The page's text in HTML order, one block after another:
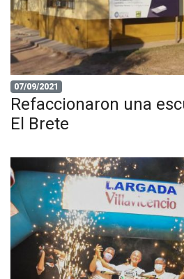
07/09/2021
Refaccionaron una
El Brete